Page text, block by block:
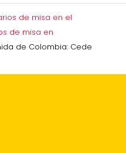
de misa en el
de misa en
de Colombia: Cede